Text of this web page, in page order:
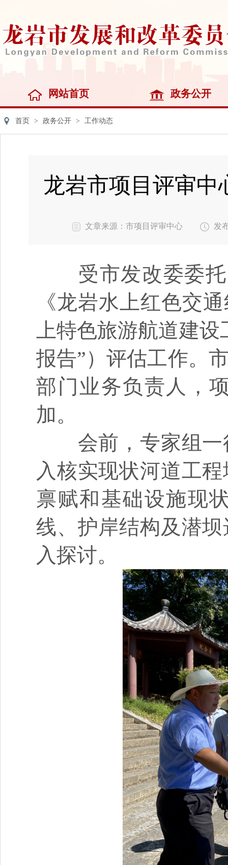
网站首页 政务公开
首页 > 政务公开 > 工作动态
龙岩市项目评审中
文章来源：市项目评审中心 发
受市发改委委托
《龙岩水上红色交
上特色旅游航道建设
报告”）评估工作。
部门业务负责人，
加。
会前，专家组一
入核实现状河道工
禀赋和基础设施现
线、护岸结构及潜
入探讨。